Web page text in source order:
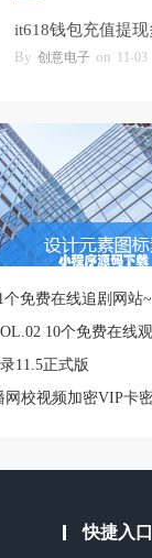
By 创意电子 on 11-03
个免费在线追剧网站~
11.5正式版
快捷入口